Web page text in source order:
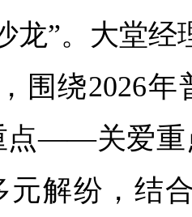
龙”。大堂经
围绕2026
点——关爱重
元解纷，结